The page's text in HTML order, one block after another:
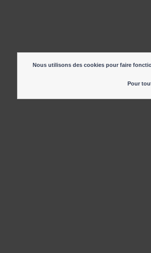
Nous utilisons des cookies pour faire
Pour